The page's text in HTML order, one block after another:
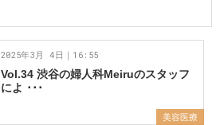
美容医療
Vol.34 渋谷の婦人科Meiruのスタッフ
によ ･･･
2025年3月 4日｜16:55